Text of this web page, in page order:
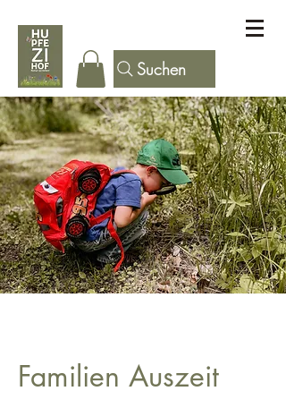
Suchen
Familien Auszeit